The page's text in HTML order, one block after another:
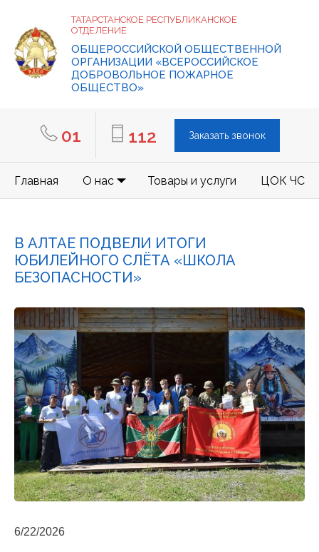
ТАТАРСТАНСКОЕ РЕСПУБЛИКАНСКОЕ
ОТДЕЛЕНИЕ
ОБЩЕРОССИЙСКОЙ ОБЩЕСТВЕННОЙ
ОРГАНИЗАЦИИ «ВСЕРОССИЙСКОЕ
ДОБРОВОЛЬНОЕ ПОЖАРНОЕ
ОБЩЕСТВО»
01 112 Заказать звонок
Главная О нас Товары и услуги ЦОК ЧС
В АЛТАЕ ПОДВЕЛИ ИТОГИ
ЮБИЛЕЙНОГО СЛЁТА «ШКОЛА
БЕЗОПАСНОСТИ»
6/22/2026